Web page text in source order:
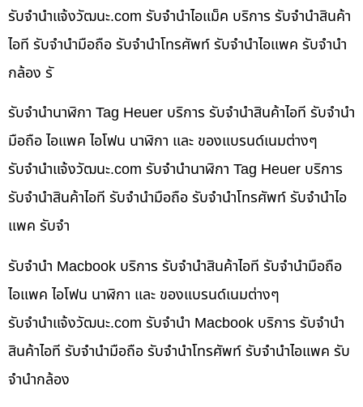
รับจํานําแจ้งวัฒนะ.com รับจำนำไอแม็ค บริการ รับจำนำสินค้า
ไอที รับจำนำมือถือ รับจำนำโทรศัพท์ รับจำนำไอแพค รับจำนำ
กล้อง รั
รับจำนำนาฬิกา Tag Heuer บริการ รับจำนำสินค้าไอที รับจำนำ
มือถือ ไอแพค ไอโฟน นาฬิกา และ ของแบรนด์เนมต่างๆ
รับจํานําแจ้งวัฒนะ.com รับจำนำนาฬิกา Tag Heuer บริการ
รับจำนำสินค้าไอที รับจำนำมือถือ รับจำนำโทรศัพท์ รับจำนำไอ
แพค รับจำ
รับจำนำ Macbook บริการ รับจำนำสินค้าไอที รับจำนำมือถือ
ไอแพค ไอโฟน นาฬิกา และ ของแบรนด์เนมต่างๆ
รับจํานําแจ้งวัฒนะ.com รับจำนำ Macbook บริการ รับจำนำ
สินค้าไอที รับจำนำมือถือ รับจำนำโทรศัพท์ รับจำนำไอแพค รับ
จำนำกล้อง